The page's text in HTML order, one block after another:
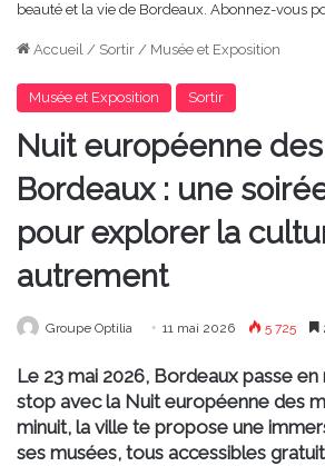
beauté et la vie de Bordeaux. Abonnez-vous
Accueil / Sortir / Musée et Exposition
Musée et Exposition Sortir
Nuit européenne
Bordeaux : une
pour explorer la
autrement
Groupe Optilia 11 mai 2026 5 725
Le 23 mai 2026, Bordeaux passe
stop avec la Nuit européenne des
minuit, la ville te propose une
ses musées, tous accessibles